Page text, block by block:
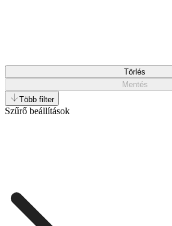
Törlés
Mentés
Több filter
Szűrő beállítások